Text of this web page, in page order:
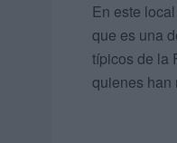
En este
que es una
típicos de la
quienes han